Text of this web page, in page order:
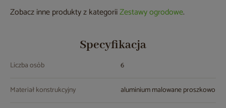
Zobacz inne produkty z kategoriiZestawy ogrodowe.
Specyfikacja
Liczba osób 6
Materiał konstrukcyjny aluminium malowane proszkowo